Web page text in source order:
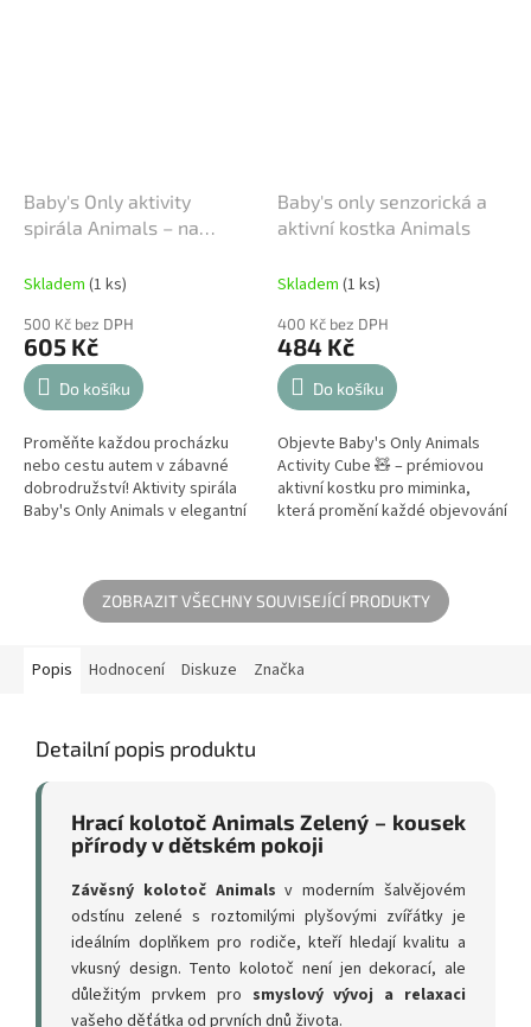
Baby's Only aktivity
spirála Animals – na
Skladem (1 ks)
500 Kč bez DPH
605 Kč
Do košíku
Proměňte každou procházku
nebo cestu autem v zábavné
dobrodružství! Aktivity spirála
Baby's Only Animals v elegantní
Baby's only senzorická a
aktivní kostka Animals
Skladem (1 ks)
400 Kč bez DPH
484 Kč
Do košíku
Objevte Baby's Only Animals
Activity Cube 🧸 – prémiovou
aktivní kostku pro miminka,
která promění každé objevování
nadčasovém...
ZOBRAZIT VŠECHNY SOUVISEJÍCÍ PRODUKTY
Popis Hodnocení Diskuze Značka
Detailní popis produktu
Hrací kolotoč Animals Zelený – kousek
přírody v dětském pokoji
Závěsný kolotoč Animals v moderním šalvějovém
odstínu zelené s roztomilými plyšovými zvířátky je
ideálním doplňkem pro rodiče, kteří hledají kvalitu a
vkusný design. Tento kolotoč není jen dekorací, ale
důležitým prvkem pro smyslový vývoj a relaxaci
vašeho děťátka od prvních dnů života.